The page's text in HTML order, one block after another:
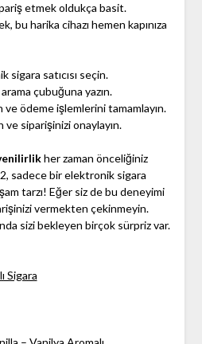
etmek oldukça basit.
bu harika cihazı hemen kapınıza
satıcısı seçin.
çubuğuna yazın.
ödeme işlemlerini tamamlayın.
siparişinizi onaylayın.
her zaman önceliğiniz
sadece bir elektronik sigara
tarzı! Eğer siz de bu deneyimi
vermekten çekinmeyin.
sizi bekleyen birçok sürpriz var.
Sigara